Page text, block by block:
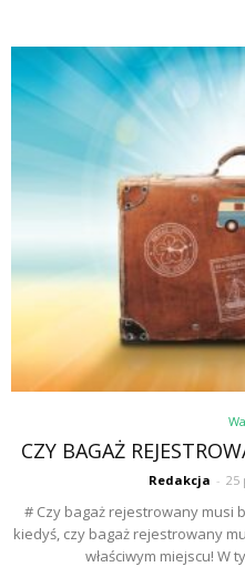
CZY BAGAŻ
Redakcja - 25
# Czy bagaż rejestrowany musi
kiedyś, czy bagaż rejestrowany
właściwym miejscu! W